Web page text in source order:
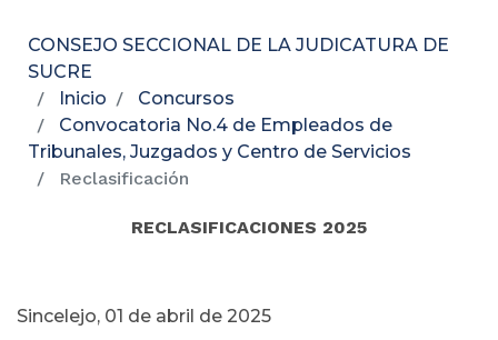
CONSEJO SECCIONAL DE LA JUDICATURA DE
SUCRE
Inicio
Concursos
Convocatoria No.4 de Empleados de
Tribunales, Juzgados y Centro de Servicios
Reclasificación
RECLASIFICACIONES 2025
Sincelejo, 01 de abril de 2025